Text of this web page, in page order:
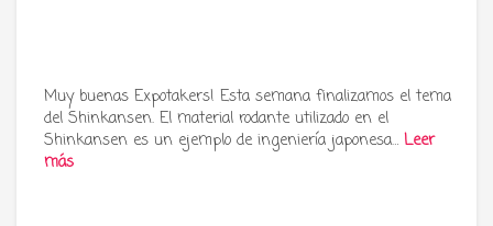
Muy buenas Expotakers! Esta semana finalizamos el tema
del Shinkansen. El material rodante utilizado en el
Shinkansen es un ejemplo de ingeniería japonesa… Leer
más